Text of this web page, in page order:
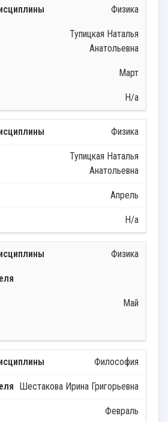
Физика
Тупицкая Наталья
Анатольевна
Март
Н/а
Физика
Тупицкая Наталья
Анатольевна
Апрель
Н/а
Физика
Май
Философия
Шестакова Ирина Григорьевна
Февраль